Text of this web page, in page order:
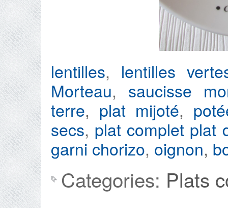
lentilles, lentilles
Morteau, saucisse
terre, plat mijoté,
secs, plat complet plat
garni chorizo, oignon,
Categories: Plats